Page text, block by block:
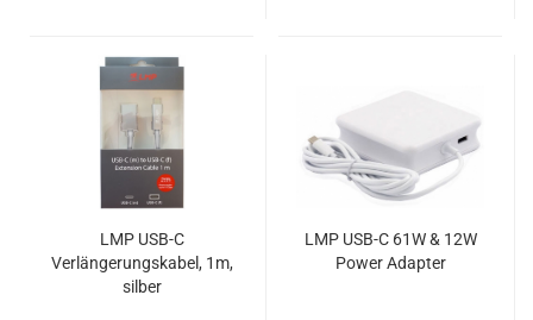
LMP USB-C
Verlängerungskabel, 1m,
silber
LMP USB-C 61W & 12W
Power Adapter